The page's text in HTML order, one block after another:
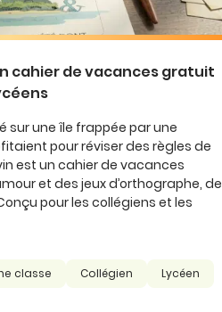
cahier de vacances gratuit
sur une île frappée par une
pour réviser des règles de
est un cahier de vacances
et des jeux d’orthographe, de
pour les collégiens et les
classe Collégien
Lycéen